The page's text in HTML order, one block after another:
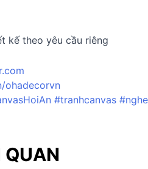
kế theo yêu cầu riêng
ohadecorvn
#tranhcanvas
QUAN